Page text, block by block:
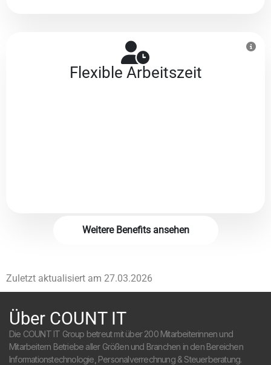
Flexible Arbeitszeit
Weitere Benefits ansehen
Zuletzt aktualisiert am 27.03.2026
Über COUNT IT
Die COUNT IT Group betreut mit über 200 Mitarbeiterinnen und
Mitarbeitern Betriebe aller Größen und Branchen in den Bereichen
Informationstechnologie, Personalverrechnung & Steuerberatung.